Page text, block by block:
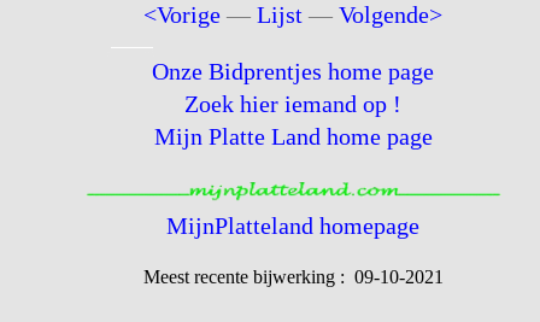
<Vorige —Lijst —Volgende>
Onze Bidprentjes home page
Zoek hier iemand op !
Mijn Platte Land home page
MijnPlatteland homepage
Meest recente bijwerking : 09-10-2021